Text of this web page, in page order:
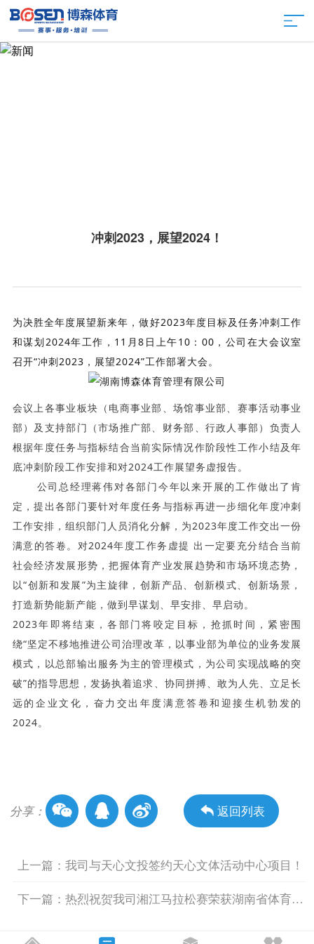
冲刺2023，展望2024！
为决胜全年度展望新来年，做好2023年度目标及任务冲刺工作
和谋划2024年工作，11月8日上午10：00，公司在大会议室
召开“冲刺2023，展望2024”工作部署大会。
会议上各事业板块（电商事业部、场馆事业部、赛事活动事业
部）及支持部门（市场推广部、财务部、行政人事部）负责人
根据年度任务与指标结合当前实际情况作阶段性工作小结及年
底冲刺阶段工作安排和对2024工作展望务虚报告。
公司总经理蒋伟对各部门今年以来开展的工作做出了肯
定，提出各部门要针对年度任务与指标再进一步细化年度冲刺
工作安排，组织部门人员消化分解，为2023年度工作交出一份
满意的答卷。对2024年度工作务虚提 出一定要充分结合当前
社会经济发展形势，把握体育产业发展趋势和市场环境态势，
以“创新和发展”为主旋律，创新产品、创新模式、创新场景，
打造新势能新产能，做到早谋划、早安排、早启动。
2023年即将结束，各部门将咬定目标，抢抓时间，紧密围
绕“坚定不移地推进公司治理改革，以事业部为单位的业务发展
模式，以总部输出服务为主的管理模式，为公司实现战略的突
破”的指导思想，发扬执着追求、协同拼搏、敢为人先、立足长
远的企业文化，奋力交出年度满意答卷和迎接生机勃发的
2024。
分享： 返回列表
上一篇：我司与天心文投签约天心文体活动中心项目！
下一篇：热烈祝贺我司湘江马拉松赛荣获湖南省体育产业示范项目